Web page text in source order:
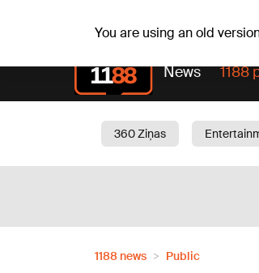
You are using an old
News 1188
360 Ziņas
1188 news Public